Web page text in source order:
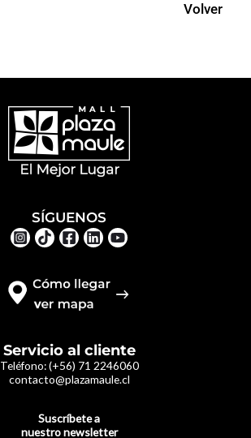
Volver
Servicio al cliente
Teléfono:(+56) 71 2246060
contacto@plazamaule.cl
SÍGUENOS
Suscríbete a
nuestro newsletter